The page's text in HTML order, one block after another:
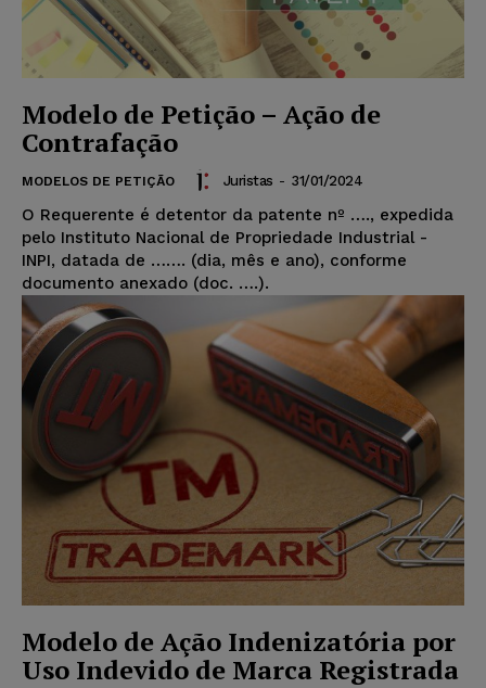
Modelo de Petição – Ação de
Contrafação
MODELOS DE PETIÇÃO Juristas - 31/01/2024
O Requerente é detentor da patente nº …., expedida
pelo Instituto Nacional de Propriedade Industrial -
INPI, datada de ……. (dia, mês e ano), conforme
documento anexado (doc. ….).
Modelo de Ação Indenizatória por
Uso Indevido de Marca Registrada